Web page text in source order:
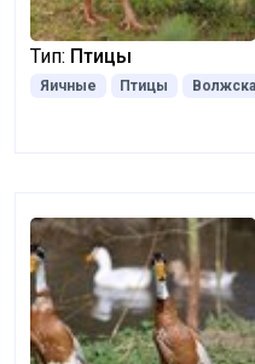
Тип: Птицы
Яичные Птицы